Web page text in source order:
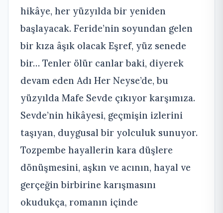
hikâye, her yüzyılda bir yeniden
başlayacak. Feride’nin soyundan gelen
bir kıza âşık olacak Eşref, yüz senede
bir… Tenler ölür canlar baki, diyerek
devam eden Adı Her Neyse’de, bu
yüzyılda Mafe Sevde çıkıyor karşımıza.
Sevde’nin hikâyesi, geçmişin izlerini
taşıyan, duygusal bir yolculuk sunuyor.
Tozpembe hayallerin kara düşlere
dönüşmesini, aşkın ve acının, hayal ve
gerçeğin birbirine karışmasını
okudukça, romanın içinde